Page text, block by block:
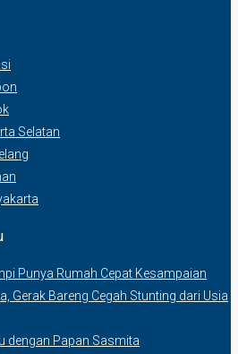
Selatan
Punya Rumah Cepat Kesampaian
Gerak Bareng Cegah Stunting dari Usia
dengan Papan Sasmita